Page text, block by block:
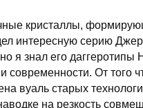
кристаллы,
интересную серию
я знал его даггеротипы
современности. От того
вуаль старых
на резкость